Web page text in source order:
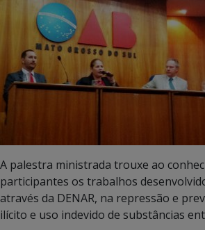
A palestra ministrada trouxe ao
participantes os trabalhos
através da DENAR, na repressão e
ilícito e uso indevido de substâncias